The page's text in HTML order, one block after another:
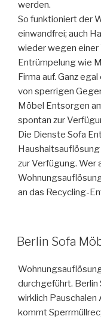
werden.
So funktioniert der
einwandfrei; auch
wieder wegen
Entrümpelung wie
Firma auf. Ganz
von sperrigen
Möbel Entsorgen
spontan zur
Die Dienste Sofa
zur Verfügung. Wer
an das Recycling-
VERÖFFENTLICHT
AM
Berlin Sofa
durchgeführt. Berlin
wirklich Pauschalen
kommt